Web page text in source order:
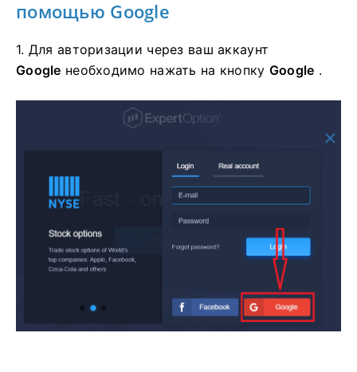
помощью Google
1. Для авторизации через ваш аккаунт
Google необходимо нажать на кнопку Google .